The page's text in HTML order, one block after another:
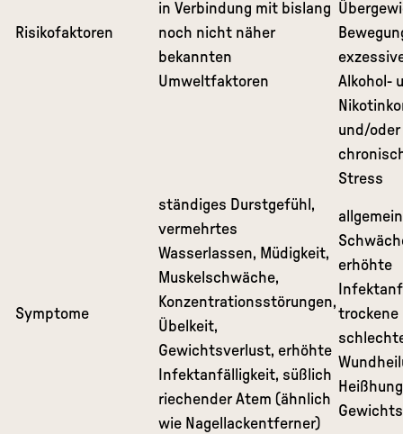
Risikofaktoren
in Verbindung mit bislang
noch nicht näher
bekannten
Umweltfaktoren
Alkohol-
und/oder
Stress
Symptome
ständiges Durstgefühl,
vermehrtes
Wasserlassen, Müdigkeit,
Muskelschwäche,
Konzentrationsstörungen,
Übelkeit,
Gewichtsverlust, erhöhte
Infektanfälligkeit, süßlich
riechender Atem (ähnlich
wie Nagellackentferner)
erhöhte
trockene